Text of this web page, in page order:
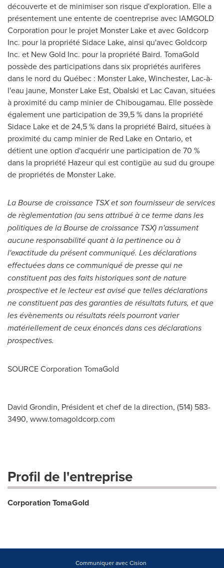
découverte et de minimiser son risque d'exploration. Elle a
présentement une entente de coentreprise avec IAMGOLD
Corporation pour le projet Monster Lake et avec Goldcorp
Inc. pour la propriété Sidace Lake, ainsi qu'avec Goldcorp
Inc. et New Gold Inc. pour la propriété Baird. TomaGold
possède des participations dans six propriétés aurifères
dans le nord du Québec : Monster Lake, Winchester, Lac-à-
l'eau jaune, Monster Lake Est, Obalski et Lac Cavan, situées
à proximité du camp minier deChibougamau. Elle possède
également une participation de 39,5 % dans la propriété
Sidace Lake et de 24,5 % dans la propriété Baird, situées à
proximité du camp minier de Red Lakeen Ontario, et
détient une option d'acquérir une participation de 70 %
dans la propriété Hazeur qui est contigüe au sud du groupe
de propriétés de Monster Lake.
La Bourse de croissance TSX et son fournisseur de services
de règlementation (au sens attribué à ce terme dans les
politiques de la Bourse de croissance TSX) n'assument
aucune responsabilité quant à la pertinence ou à
l'exactitude du présent communiqué. Les déclarations
effectuées dans ce communiqué de presse qui ne
constituent pas des faits historiques sont de nature
prospective et le lecteur est avisé que telles déclarations
ne constituent pas des garanties de résultats futurs, et que
les évènements ou résultats réels pourront varier
matériellement de ceux énoncés dans ces déclarations
prospectives.
SOURCE Corporation TomaGold
David Grondin, Président et chef de la direction, (514) 583-
3490, www.tomagoldcorp.com
Profil de l'entreprise
Corporation TomaGold
Communiquer avec Cision